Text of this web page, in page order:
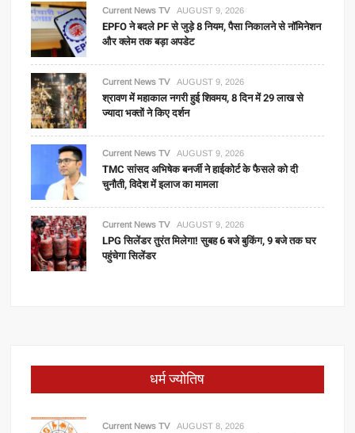
Current News TV AUGUST 9, 2026
EPFO ने बदले PF से जुड़े 8 नियम, पैसा निकालने से नॉमिनेशन
और क्लेम तक बड़ा अपडेट
Current News TV AUGUST 9, 2026
श्रावण में महाकाल नगरी हुई शिवमय, 8 दिन में 29 लाख से
ज्यादा भक्तों ने किए दर्शन
Current News TV AUGUST 9, 2026
TMC सांसद अभिषेक बनर्जी ने हाईकोर्ट के फैसले को दी
चुनौती, विदेश में इलाज का मामला
Current News TV AUGUST 9, 2026
LPG सिलेंडर तुरंत मिलेगा! सुबह 6 बजे बुकिंग, 9 बजे तक घर
पहुंचेगा सिलेंडर
धर्म ज्योतिष
Current News TV AUGUST 8, 2026